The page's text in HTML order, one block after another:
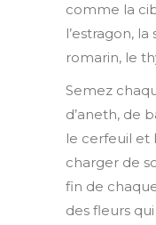
comme la
l’estragon, la
romarin, le
Semez
d’aneth, de
le cerfeuil et
charger de
fin de
des fleurs